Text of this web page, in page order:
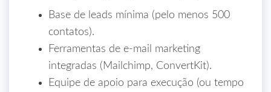
Base de leads mínima (pelo menos 500
contatos).
Ferramentas de e‑mail marketing
integradas (Mailchimp, ConvertKit).
Equipe de apoio para execução (ou tempo